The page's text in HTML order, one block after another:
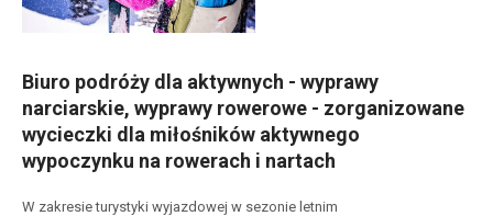
Biuro podróży dla aktywnych - wyprawy
narciarskie, wyprawy rowerowe - zorganizowane
wycieczki dla miłośników aktywnego
wypoczynku na rowerach i nartach
W zakresie turystyki wyjazdowej w sezonie letnim